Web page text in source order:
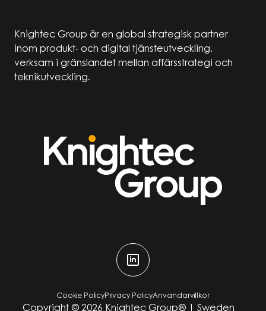
Knightec Group är en global strategisk partner
inom produkt- och digital tjänsteutveckling,
verksam i gränslandet mellan affärsstrategi och
teknikutveckling.
Cookie PolicyPrivacy PolicyAnvändarvillkor
Copyright © 2026 Knightec Group® | Sweden